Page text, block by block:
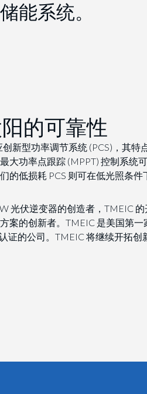
能系统。
的可靠性
新型功率调节系统 (PCS)，其特
大功率点跟踪 (MPPT) 控制系统
的低损耗 PCS 则可在低光照条件
光伏逆变器的创造者，TMEIC
案的创新者。TMEIC 是美国第
证的公司。TMEIC 将继续开拓创